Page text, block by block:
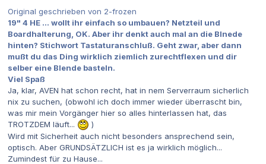
Original geschrieben von 2-frozen
19" 4 HE ... wollt ihr einfach so umbauen? Netzteil und
Boardhalterung, OK. Aber ihr denkt auch mal an die Blnede
hinten? Stichwort Tastaturanschluß. Geht zwar, aber dann
mußt du das Ding wirklich ziemlich zurechtflexen und dir
selber eine Blende basteln.
Viel Spaß
Ja, klar, AVEN hat schon recht, hat in nem Serverraum sicherlich
nix zu suchen, (obwohl ich doch immer wieder überrascht bin,
was mir mein Vorgänger hier so alles hinterlassen hat, das
TROTZDEM läuft...
)
Wird mit Sicherheit auch nicht besonders ansprechend sein,
optisch. Aber GRUNDSÄTZLICH ist es ja wirklich möglich...
Zumindest für zu Hause...